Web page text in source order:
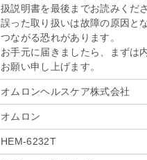
扱説明書を最後までお読みくださ
誤った取り扱いは故障の原因と
つながる恐れがあります。
お手元に届きましたら、まずは
お願い申し上げます。
オムロンヘルスケア株式会社
オムロン
HEM-6232T